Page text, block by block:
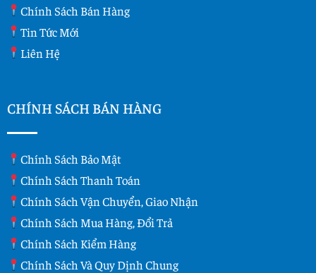
Chính Sách Bán Hàng
Tin Tức Mới
Liên Hệ
CHÍNH SÁCH BÁN HÀNG
Chính Sách Bảo Mật
Chính Sách Thanh Toán
Chính Sách Vận Chuyển, Giao Nhận
Chính Sách Mua Hàng, Đổi Trả
Chính Sách Kiểm Hàng
Chính Sách Và Quy Dịnh Chung